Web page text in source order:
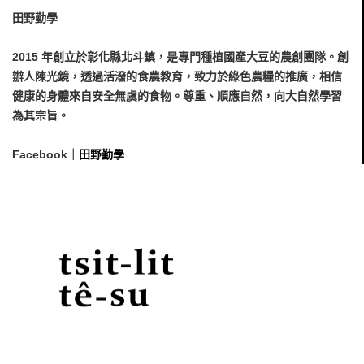
田野勤學
2015 年創立於彰化縣北斗鎮，是專門種植國產大豆的農創團隊。創
辦人陳光鏡，透過活潑的食農教育，致力於綠色農糧的推廣，相信
健康的身體來自安全無虞的食物。尊重、順應自然，向大自然學習
為其宗旨。
Facebook｜ 田野勤學